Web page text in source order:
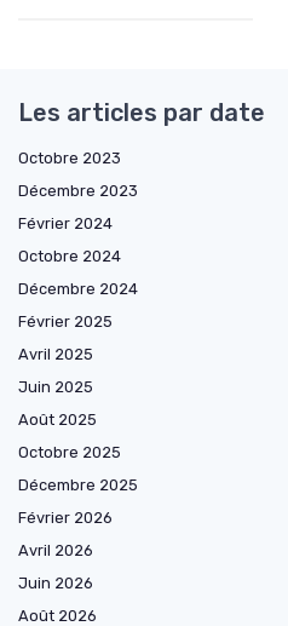
Les articles par date
Octobre 2023
Décembre 2023
Février 2024
Octobre 2024
Décembre 2024
Février 2025
Avril 2025
Juin 2025
Août 2025
Octobre 2025
Décembre 2025
Février 2026
Avril 2026
Juin 2026
Août 2026